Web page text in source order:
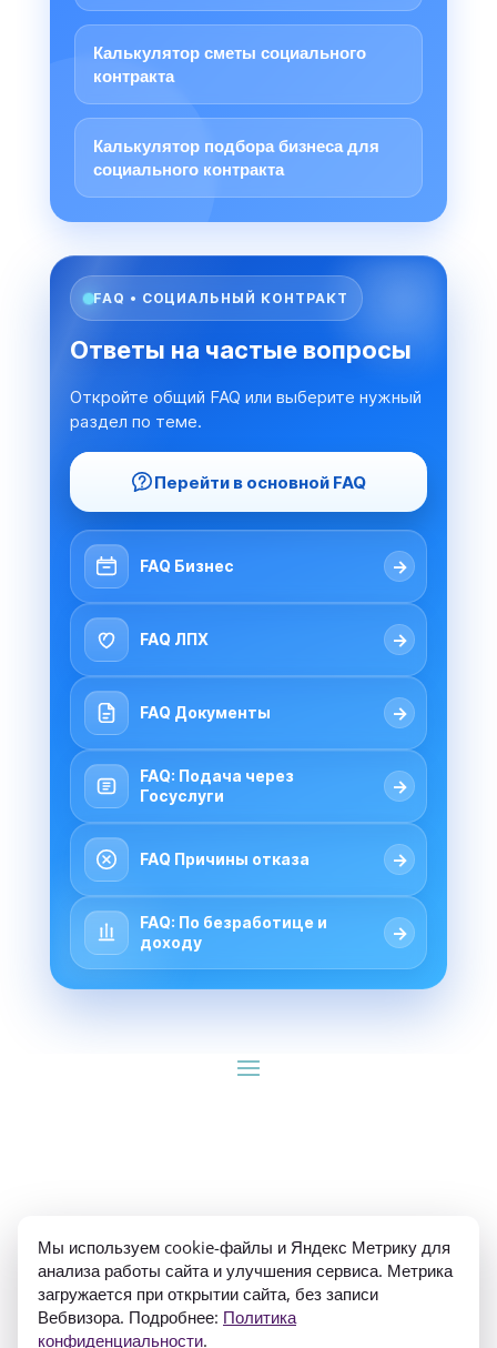
Калькулятор сметы социального
контракта
Калькулятор подбора бизнеса для
социального контракта
FAQ • СОЦИАЛЬНЫЙ КОНТРАКТ
Ответы на частые вопросы
Откройте общий FAQ или выберите нужный
раздел по теме.
Перейти в основной FAQ
FAQ Бизнес →
FAQ ЛПХ →
FAQ Документы →
FAQ: Подача через
Госуслуги
→
FAQ Причины отказа →
FAQ: По безработице и
доходу
→
ИП Гуляев Е.А. ОГРН 310784709900570 ИНН
781020474307
Мы используем cookie-файлы и Яндекс Метрику для
анализа работы сайта и улучшения сервиса. Метрика
загружается при открытии сайта, без записи
Вебвизора. Подробнее: Политика
конфиденциальности.